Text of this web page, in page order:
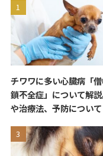
チワワに多い心臓病「
鎖不全症」について解
や治療法、予防について